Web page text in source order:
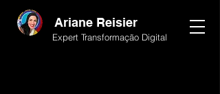
Ariane Reisier
Expert Transformação Digital